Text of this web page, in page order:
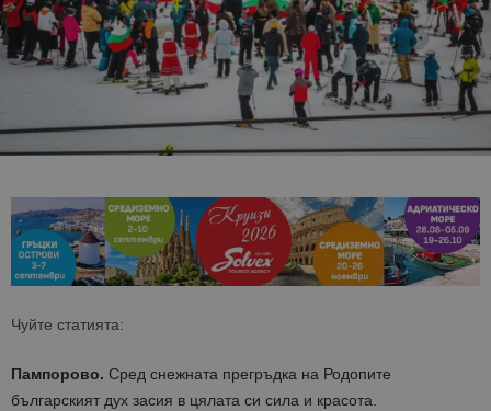
Чуйте статията:
Пампорово. Сред снежната прегръдка на Родопите
българският дух засия в цялата си сила и красота.